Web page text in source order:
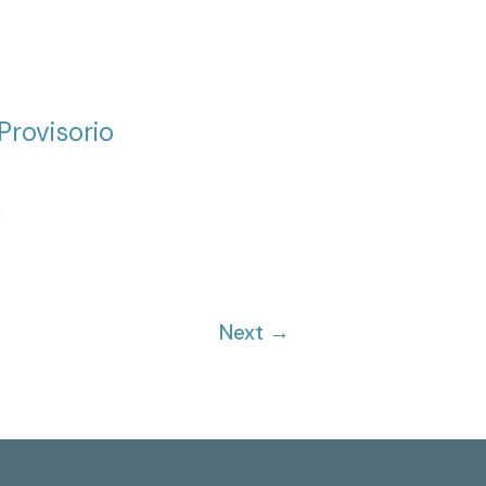
Next →